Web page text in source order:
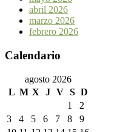
abril 2026
marzo 2026
febrero 2026
Calendario
agosto 2026
L M X J V S D
1
2
3
4 5 6 7 8
9